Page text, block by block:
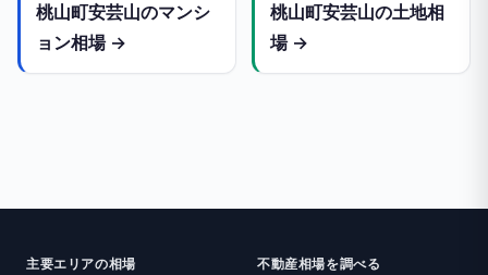
桃山町安芸山のマンシ
ョン相場 →
桃山町安芸山の土地相
場 →
主要エリアの相場 不動産相場を調べる